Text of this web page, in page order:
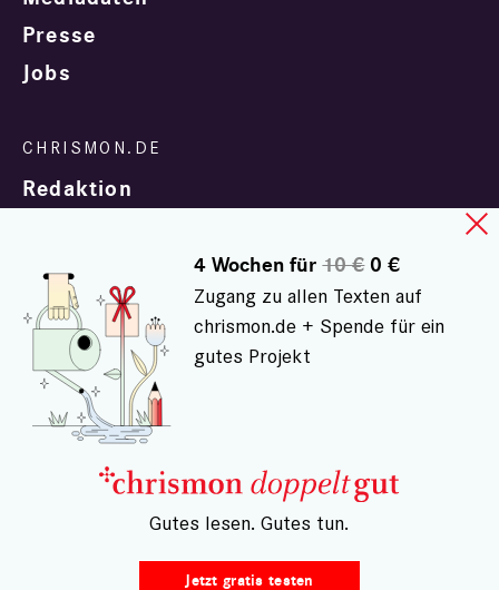
Presse
Jobs
Redaktion
In Zusammenarbeit mit
© chrismon.de 2001 - 2026
Alle Rechte vorbehalten.
4 Wochen für10 €0 €
Zugang zu allen Texten auf
chrismon.de + Spende für ein
gutes Projekt
– Gutes lesen. Gutes tun.
Jetzt gratis testen